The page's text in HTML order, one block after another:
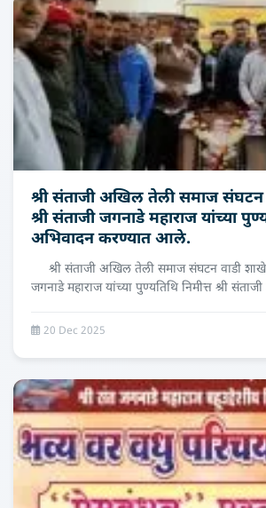
श्री संताजी अखिल तेली समाज संघटन
श्री संताजी जगनाडे महाराज यांच्या
अभिवादन करण्यात आले.
श्री संताजी अखिल तेली समाज संघटन वाडी
जगनाडे महाराज यांच्या पुण्यतिथि निमीत्त श्री
20 Dec 2025